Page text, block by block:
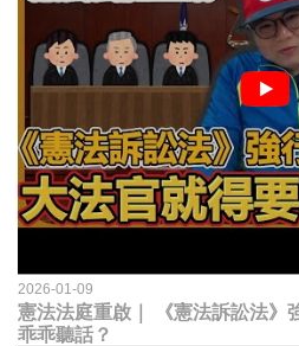
2026-01-09
憲法法庭重啟｜ 《憲法訴訟法》
乖乖聽話？